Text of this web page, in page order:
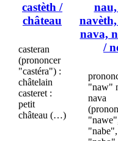
castèth /
château
casteran
(prononcer
"castéra") :
châtelain
casteret :
petit
château (…)
nava,
/
"naw"
nava
"nabe",